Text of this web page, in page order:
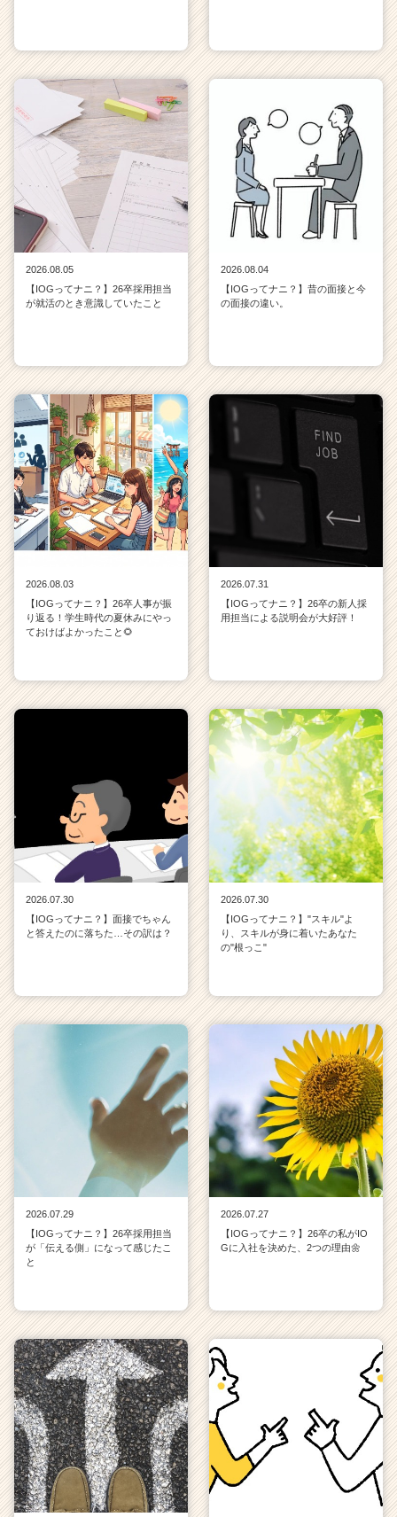
2026.08.05
【IOGってナニ？】26卒採用担当
が就活のとき意識していたこと
2026.08.04
【IOGってナニ？】昔の面接と今
の面接の違い。
2026.08.03
【IOGってナニ？】26卒人事が振
り返る！学生時代の夏休みにやっ
ておけばよかったこと🌻
2026.07.31
【IOGってナニ？】26卒の新人採
用担当による説明会が大好評！
2026.07.30
【IOGってナニ？】面接でちゃん
と答えたのに落ちた…その訳は？
2026.07.30
【IOGってナニ？】"スキル"よ
り、スキルが身に着いたあなた
の"根っこ"
2026.07.29
【IOGってナニ？】26卒採用担当
が「伝える側」になって感じたこ
と
2026.07.27
【IOGってナニ？】26卒の私がIO
Gに入社を決めた、2つの理由🌼